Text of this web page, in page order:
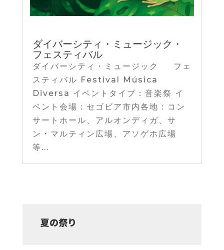
ダイバーシティ・ミュージック・
フェスティバル
ダイバーシティ・ミュージック フェ
スティバル Festival Música
Diversa イベントタイプ：音楽祭 イ
ベント会場：セゴビア市内各地：コン
サートホール、アルオンディガ、サ
ン・マルティン広場、アソゲホ広場
等...
夏の祭り